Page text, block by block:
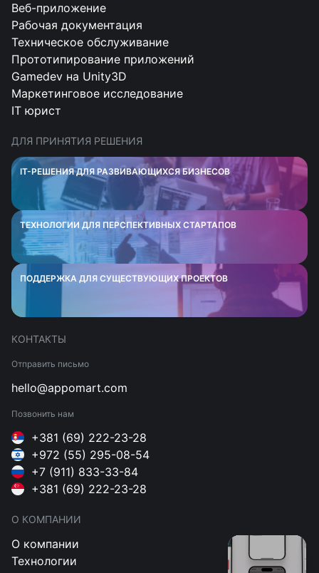
Веб-приложение
Рабочая документация
Техническое обслуживание
Прототипирование приложений
Gamedev на Unity3D
Маркетинговое исследование
IT юрист
ДЛЯ ПРИНЯТИЯ РЕШЕНИЯ
IT-РЕШЕНИЯ ДЛЯ РАЗВИВАЮЩИХСЯ БИЗНЕСОВ
ТЕХНОЛОГИИ ДЛЯ ПЕРСПЕКТИВНЫХ СТАРТАПОВ
ПОДДЕРЖКА ДЛЯ СУЩЕСТВУЮЩИХ ПРОЕКТОВ
КОНТАКТЫ
Отправить письмо
hello@appomart.com
Позвонить нам
+381 (69) 222-23-28
+972 (55) 295-08-54
+7 (911) 833-33-84
+381 (69) 222-23-28
О КОМПАНИИ
О компании
Технологии